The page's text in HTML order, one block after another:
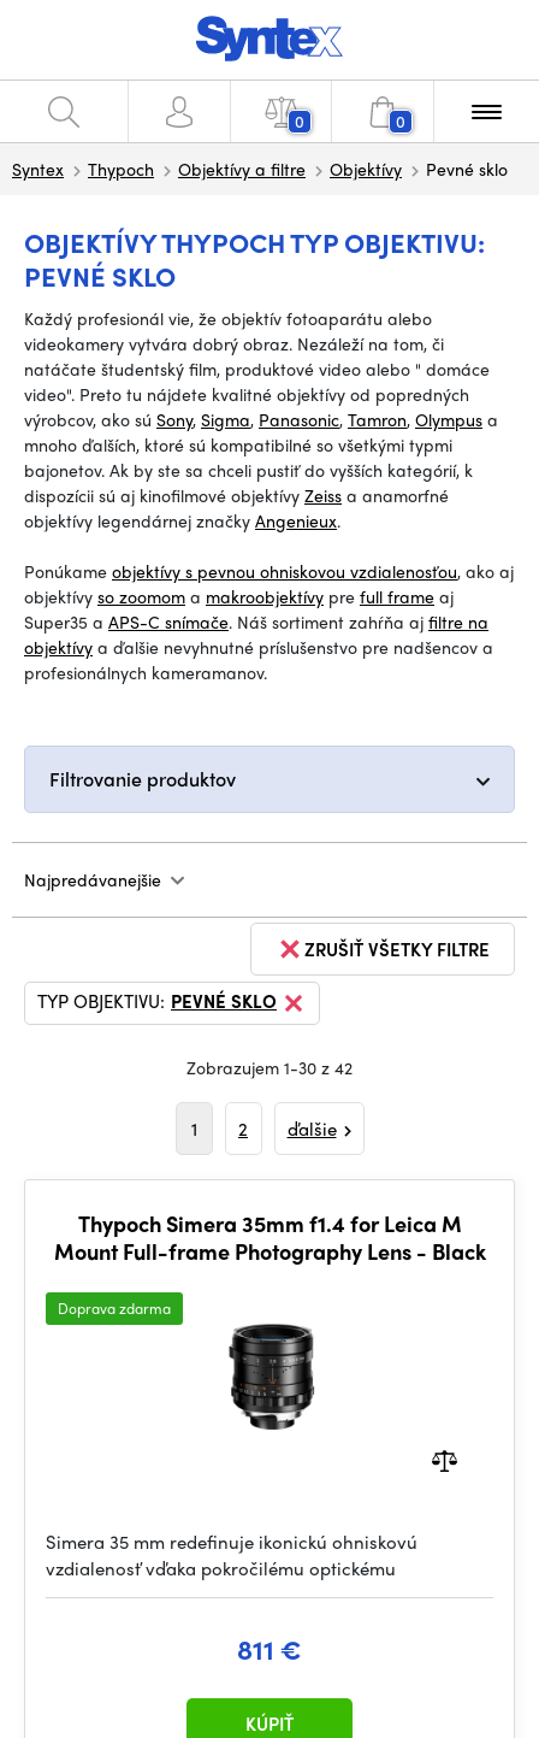
0 0
Syntex Thypoch Objektívy a filtre Objektívy Pevné sklo
OBJEKTÍVY THYPOCH TYP OBJEKTIVU:
PEVNÉ SKLO
Každý profesionál vie, že objektív fotoaparátu alebo
videokamery vytvára dobrý obraz. Nezáleží na tom, či
natáčate študentský film, produktové video alebo " domáce
video". Preto tu nájdete kvalitné objektívy od popredných
výrobcov, ako sú Sony, Sigma, Panasonic, Tamron, Olympus a
mnoho ďalších, ktoré sú kompatibilné so všetkými typmi
bajonetov. Ak by ste sa chceli pustiť do vyšších kategórií, k
dispozícii sú aj kinofilmové objektívy Zeiss a anamorfné
objektívy legendárnej značky Angenieux.
Ponúkame objektívy s pevnou ohniskovou vzdialenosťou, ako aj
objektívy so zoomom a makroobjektívy pre full frame aj
Super35 a APS-C snímače. Náš sortiment zahŕňa aj filtre na
objektívy a ďalšie nevyhnutné príslušenstvo pre nadšencov a
profesionálnych kameramanov.
Filtrovanie produktov
Najpredávanejšie
ZRUŠIŤ VŠETKY FILTRE
TYP OBJEKTIVU: PEVNÉ SKLO
Zobrazujem 1-30 z 42
1 2 ďalšie
Thypoch Simera 35mm f1.4 for Leica M
Mount Full-frame Photography Lens - Black
Doprava zdarma
Simera 35 mm redefinuje ikonickú ohniskovú
vzdialenosť vďaka pokročilému optickému
811 €
KÚPIŤ